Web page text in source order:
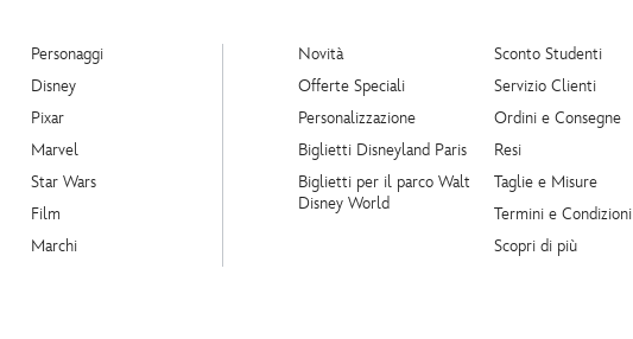
Personaggi
Disney
Pixar
Marvel
Star Wars
Film
Marchi
Novità
Offerte Speciali
Personalizzazione
Biglietti Disneyland Paris
Biglietti per il parco Walt
Disney World
Sconto Studenti
Servizio Clienti
Ordini e Consegne
Resi
Taglie e Misure
Termini e Condizioni
Scopri di più